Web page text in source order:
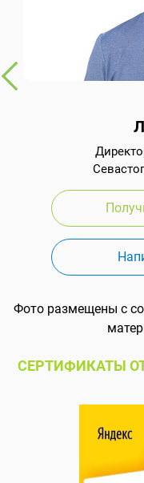
Фото размещены с
СЕРТИФИКАТЫ